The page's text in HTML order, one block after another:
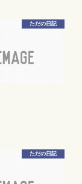
ただの日記
ただの日記